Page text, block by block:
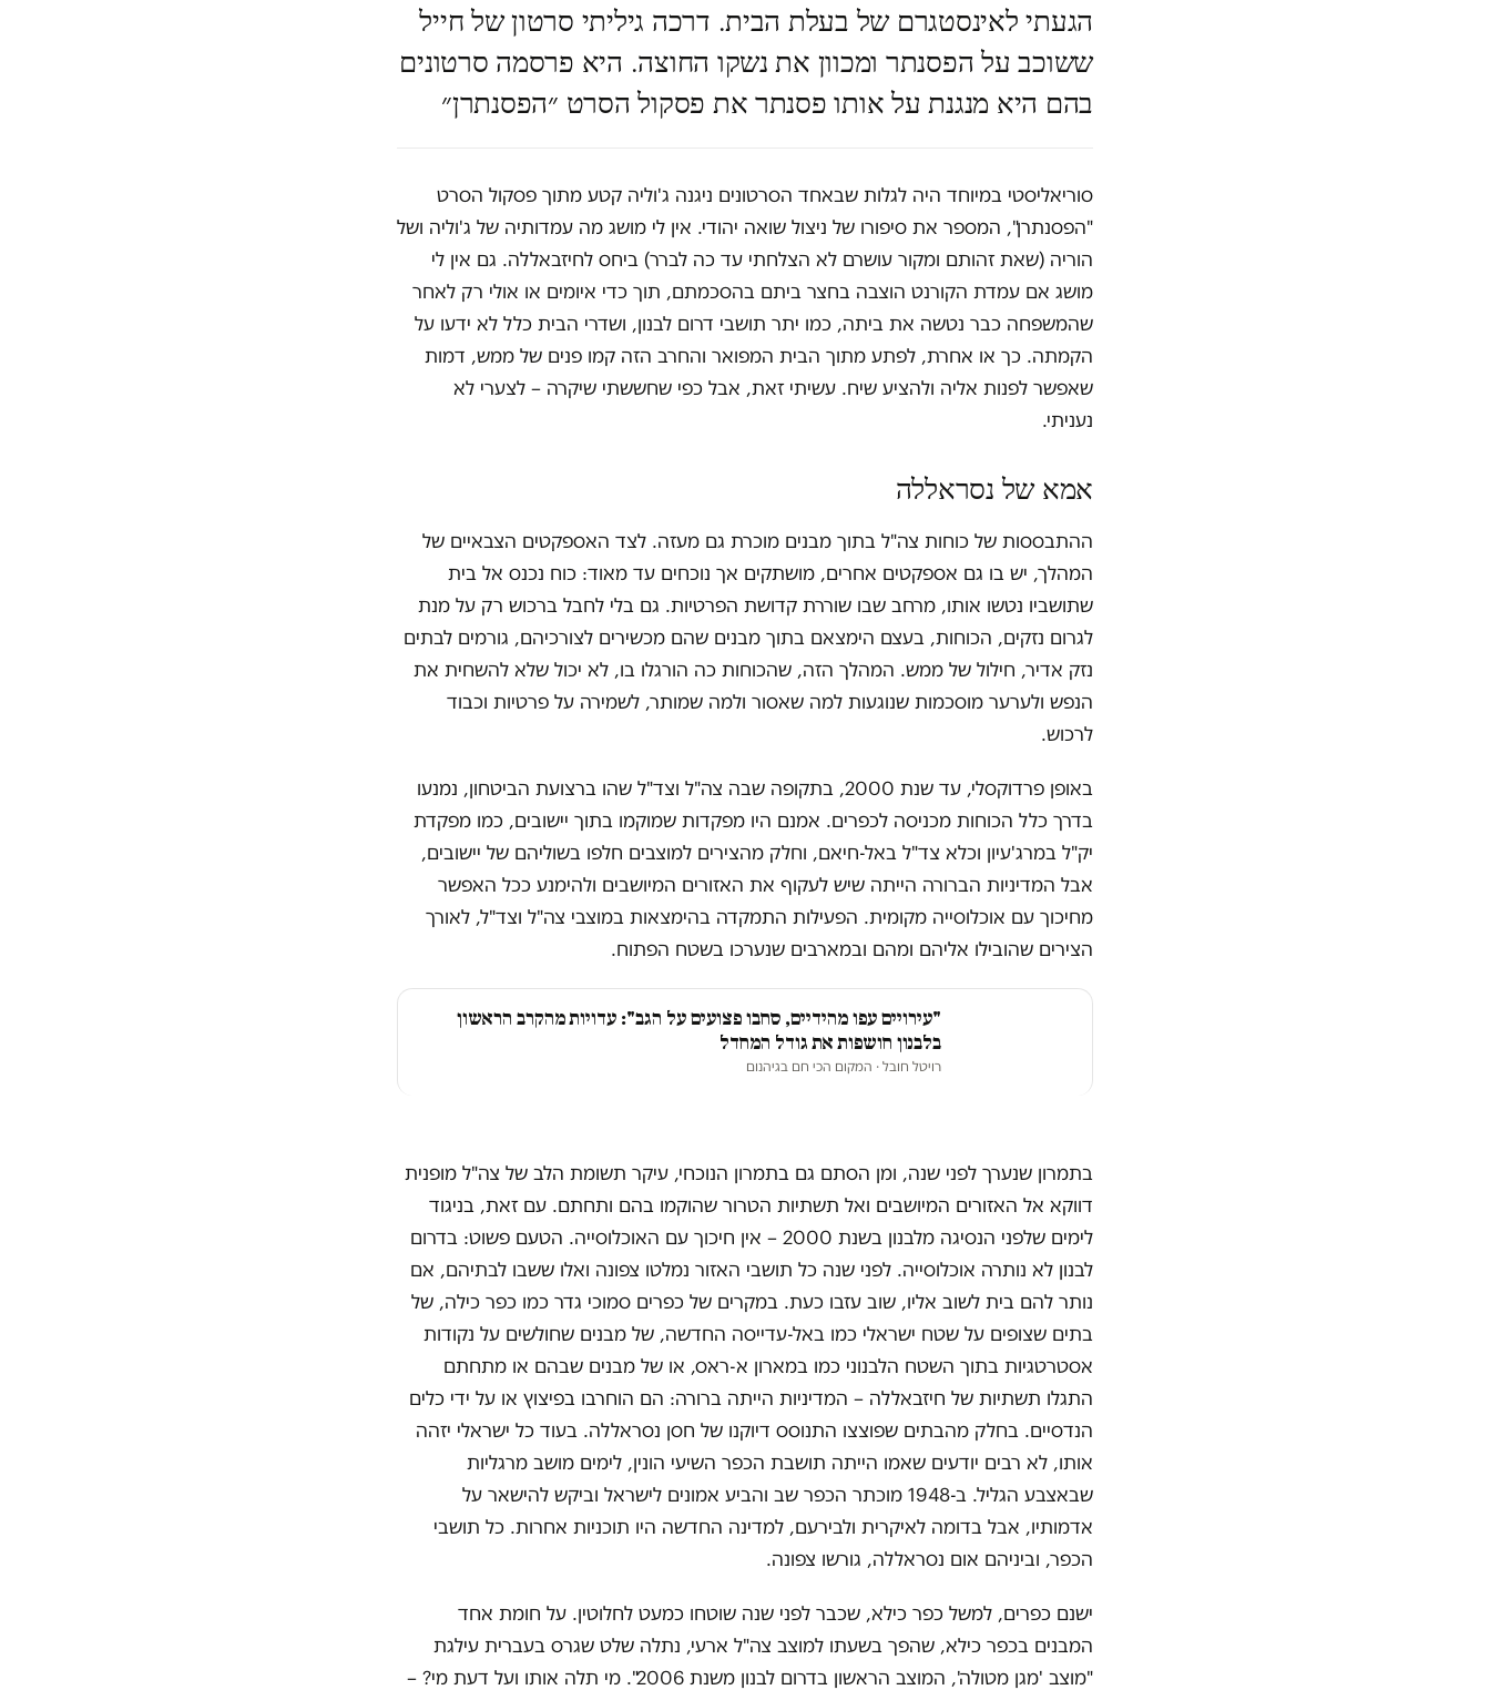
הגעתי לאינסטגרם של בעלת הבית. דרכה גיליתי סרטון של חייל
ששוכב על הפסנתר ומכוון את נשקו החוצה. היא פרסמה סרטונים
בהם היא מנגנת על אותו פסנתר את פסקול הסרט ״הפסנתרן״
סוריאליסטי במיוחד היה לגלות שבאחד הסרטונים ניגנה ג'וליה קטע מתוך פסקול הסרט
"הפסנתרן", המספר את סיפורו של ניצול שואה יהודי. אין לי מושג מה עמדותיה של ג'וליה ושל
הוריה (שאת זהותם ומקור עושרם לא הצלחתי עד כה לברר) ביחס לחיזבאללה. גם אין לי
מושג אם עמדת הקורנט הוצבה בחצר ביתם בהסכמתם, תוך כדי איומים או אולי רק לאחר
שהמשפחה כבר נטשה את ביתה, כמו יתר תושבי דרום לבנון, ושדרי הבית כלל לא ידעו על
הקמתה. כך או אחרת, לפתע מתוך הבית המפואר והחרב הזה קמו פנים של ממש, דמות
שאפשר לפנות אליה ולהציע שיח. עשיתי זאת, אבל כפי שחששתי שיקרה – לצערי לא
נעניתי.
אמא של נסראללה
ההתבססות של כוחות צה"ל בתוך מבנים מוכרת גם מעזה. לצד האספקטים הצבאיים של
המהלך, יש בו גם אספקטים אחרים, מושתקים אך נוכחים עד מאוד: כוח נכנס אל בית
שתושביו נטשו אותו, מרחב שבו שוררת קדושת הפרטיות. גם בלי לחבל ברכוש רק על מנת
לגרום נזקים, הכוחות, בעצם הימצאם בתוך מבנים שהם מכשירים לצורכיהם, גורמים לבתים
נזק אדיר, חילול של ממש. המהלך הזה, שהכוחות כה הורגלו בו, לא יכול שלא להשחית את
הנפש ולערער מוסכמות שנוגעות למה שאסור ולמה שמותר, לשמירה על פרטיות וכבוד
לרכוש.
באופן פרדוקסלי, עד שנת 2000, בתקופה שבה צה"ל וצד"ל שהו ברצועת הביטחון, נמנעו
בדרך כלל הכוחות מכניסה לכפרים. אמנם היו מפקדות שמוקמו בתוך יישובים, כמו מפקדת
יק"ל במרג'עיון וכלא צד"ל באל-חיאם, וחלק מהצירים למוצבים חלפו בשוליהם של יישובים,
אבל המדיניות הברורה הייתה שיש לעקוף את האזורים המיושבים ולהימנע ככל האפשר
מחיכוך עם אוכלוסייה מקומית. הפעילות התמקדה בהימצאות במוצבי צה"ל וצד"ל, לאורך
הצירים שהובילו אליהם ומהם ובמארבים שנערכו בשטח הפתוח.
"עירויים עפו מהידיים, סחבו פצועים על הגב": עדויות מהקרב הראשון
בלבנון חושפות את גודל המחדל
רויטל חובל · המקום הכי חם בגיהנום
בתמרון שנערך לפני שנה, ומן הסתם גם בתמרון הנוכחי, עיקר תשומת הלב של צה"ל מופנית
דווקא אל האזורים המיושבים ואל תשתיות הטרור שהוקמו בהם ותחתם. עם זאת, בניגוד
לימים שלפני הנסיגה מלבנון בשנת 2000 – אין חיכוך עם האוכלוסייה. הטעם פשוט: בדרום
לבנון לא נותרה אוכלוסייה. לפני שנה כל תושבי האזור נמלטו צפונה ואלו ששבו לבתיהם, אם
נותר להם בית לשוב אליו, שוב עזבו כעת. במקרים של כפרים סמוכי גדר כמו כפר כילה, של
בתים שצופים על שטח ישראלי כמו באל-עדייסה החדשה, של מבנים שחולשים על נקודות
אסטרטגיות בתוך השטח הלבנוני כמו במארון א-ראס, או של מבנים שבהם או מתחתם
התגלו תשתיות של חיזבאללה – המדיניות הייתה ברורה: הם הוחרבו בפיצוץ או על ידי כלים
הנדסיים. בחלק מהבתים שפוצצו התנוסס דיוקנו של חסן נסראללה. בעוד כל ישראלי יזהה
אותו, לא רבים יודעים שאמו הייתה תושבת הכפר השיעי הונין, לימים מושב מרגליות
שבאצבע הגליל. ב-1948 מוכתר הכפר שב והביע אמונים לישראל וביקש להישאר על
אדמותיו, אבל בדומה לאיקרית ולבירעם, למדינה החדשה היו תוכניות אחרות. כל תושבי
הכפר, וביניהם אום נסראללה, גורשו צפונה.
ישנם כפרים, למשל כפר כילא, שכבר לפני שנה שוטחו כמעט לחלוטין. על חומת אחד
המבנים בכפר כילא, שהפך בשעתו למוצב צה"ל ארעי, נתלה שלט שגרס בעברית עילגת
"מוצב 'מגן מטולה', המוצב הראשון בדרום לבנון משנת 2006". מי תלה אותו ועל דעת מי? –